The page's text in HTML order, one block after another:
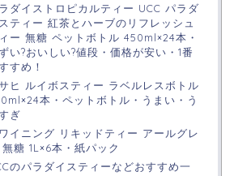
ダイストロピカルティー UCC パラダ
ティー 紅茶とハーブのリフレッシュ
ー 無糖 ペットボトル 450ml×24本・
い?おいしい?値段・価格が安い・1番
すめ！
ヒ ルイボスティー ラベルレスボトル
本・ペットボトル・うまい・う
ぎ
イニング リキッドティー アールグレ
糖 1L×6本・紙パック
のパラダイスティーなどおすすめ一